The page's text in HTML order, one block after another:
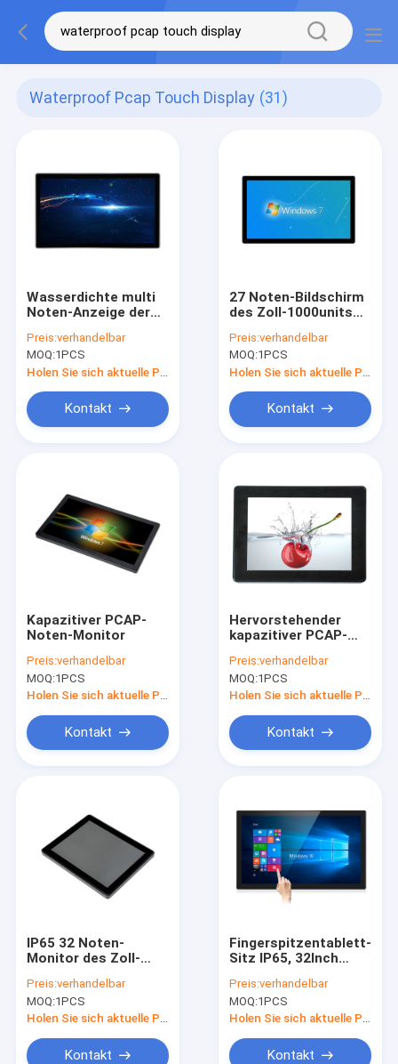
Waterproof Pcap Touch Display (31)
Wasserdichte multi
Noten-Anzeige der
Zoll-tragbares
Monitor-mit
Berührungseingabe
Bildschirm
Preis:verhandelbar
MOQ:1PCS
Kontakt
27 Noten-Bildschirm
des Zoll-1000units
wasserdichten DCs
12v
Preis:verhandelbar
MOQ:1PCS
Kontakt
Kapazitiver PCAP-
Noten-Monitor
Preis:verhandelbar
MOQ:1PCS
Kontakt
Hervorstehender
kapazitiver PCAP-
Zoll-Flachbildschirm
Frameless
Preis:verhandelbar
MOQ:1PCS
Kontakt
IP65 32 Noten-
Monitor des Zoll-
kapazitiven Touch
Screen Monitor
Preis:verhandelbar
MOQ:1PCS
Holen Sie sich aktuelle Preis
Kontakt
Fingerspitzentablett-
Sitz IP65, 32Inch
PCAP projektierte
kapazitiven Touch
Screen Monitor
Preis:verhandelbar
MOQ:1PCS
Holen Sie sich aktuelle Preis
Kontakt